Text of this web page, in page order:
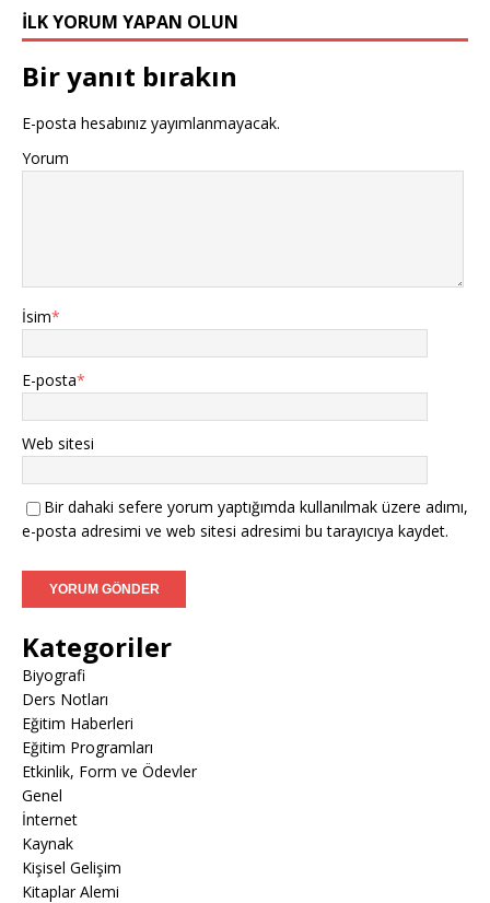
İLK YORUM YAPAN OLUN
Bir yanıt bırakın
E-posta hesabınız yayımlanmayacak.
Yorum
İsim*
E-posta*
Web sitesi
Bir dahaki sefere yorum yaptığımda kullanılmak üzere adımı,
e-posta adresimi ve web sitesi adresimi bu tarayıcıya kaydet.
Kategoriler
Biyografi
Ders Notları
Eğitim Haberleri
Eğitim Programları
Etkinlik, Form ve Ödevler
Genel
İnternet
Kaynak
Kişisel Gelişim
Kitaplar Alemi